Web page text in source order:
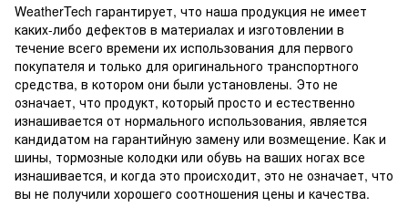
WeatherTech гарантирует, что наша продукция не имеет
каких-либо дефектов в материалах и изготовлении в
течение всего времени их использования для первого
покупателя и только для оригинального транспортного
средства, в котором они были установлены. Это не
означает, что продукт, который просто и естественно
изнашивается от нормального использования, является
кандидатом на гарантийную замену или возмещение. Как и
шины, тормозные колодки или обувь на ваших ногах все
изнашивается, и когда это происходит, это не означает, что
вы не получили хорошего соотношения цены и качества.